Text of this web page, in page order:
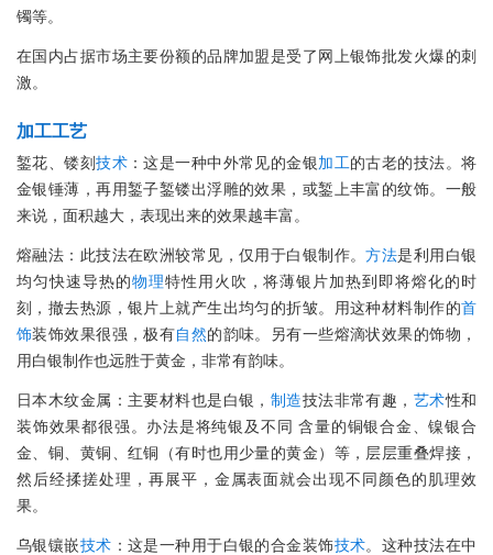
镯等。
在国内占据市场主要份额的品牌加盟是受了网上银饰批发火爆的刺
激。
加工工艺
錾花、镂刻技术 ：这是一种中外常见的金银加工的古老的技法。将
金银锤薄，再用錾子錾镂出浮雕的效果，或錾上丰富的纹饰。一般
来说，面积越大，表现出来的效果越丰富。
熔融法：此技法在欧洲较常见，仅用于白银制作。方法是利用白银
均匀快速导热的物理特性用火吹，将薄银片加热到即将熔化的时
刻，撤去热源，银片上就产生出均匀的折皱。用这种材料制作的首
饰装饰效果很强，极有自然的韵味。另有一些熔滴状效果的饰物，
用白银制作也远胜于黄金，非常有韵味。
日本木纹金属：主要材料也是白银， 制造技法非常有趣， 艺术性和
装饰效果都很强。办法是将纯银及不同 含量的铜银合金、镍银合
金、铜、黄铜、红铜（有时也用少量的黄金）等，层层重叠焊接，
然后经揉搓处理，再展平，金属表面就会出现不同颜色的肌理效
果。
乌银镶嵌技术 ：这是一种用于白银的合金装饰技术。这种技法在中